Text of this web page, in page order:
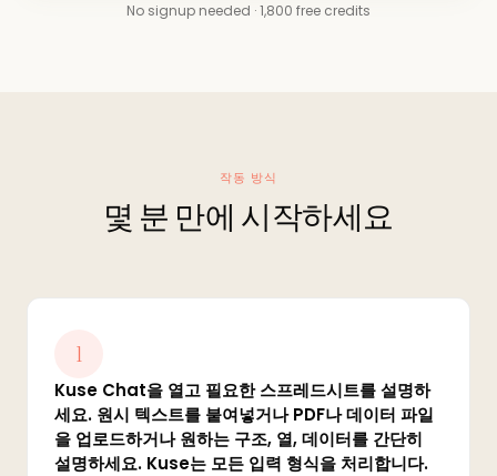
No signup needed · 1,800 free credits
작동 방식
몇 분 만에 시작하세요
1
Kuse Chat을 열고 필요한 스프레드시트를 설명하
세요. 원시 텍스트를 붙여넣거나 PDF나 데이터 파일
을 업로드하거나 원하는 구조, 열, 데이터를 간단히
설명하세요. Kuse는 모든 입력 형식을 처리합니다.